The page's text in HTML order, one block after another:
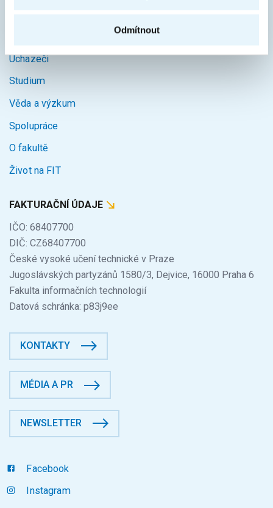
Odmítnout
Uchazeči
Studium
Věda a výzkum
Spolupráce
O fakultě
Život na FIT
FAKTURAČNÍ ÚDAJE
IČO: 68407700
DIČ: CZ68407700
České vysoké učení technické v Praze
Jugoslávských partyzánů 1580/3, Dejvice, 16000 Praha 6
Fakulta informačních technologií
Datová schránka: p83j9ee
KONTAKTY
MÉDIA A PR
NEWSLETTER
Facebook
Instagram